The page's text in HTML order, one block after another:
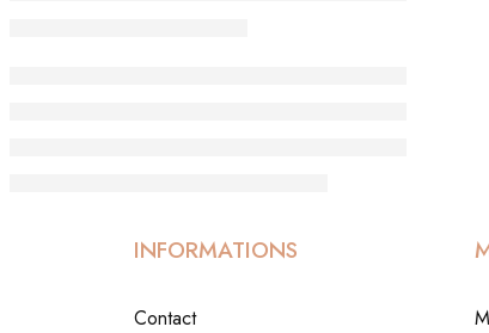
INFORMATIONS
Contact